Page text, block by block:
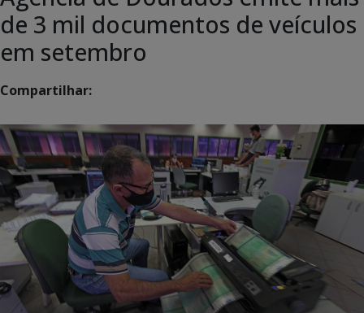
de 3 mil documentos de veículos
em setembro
Compartilhar: